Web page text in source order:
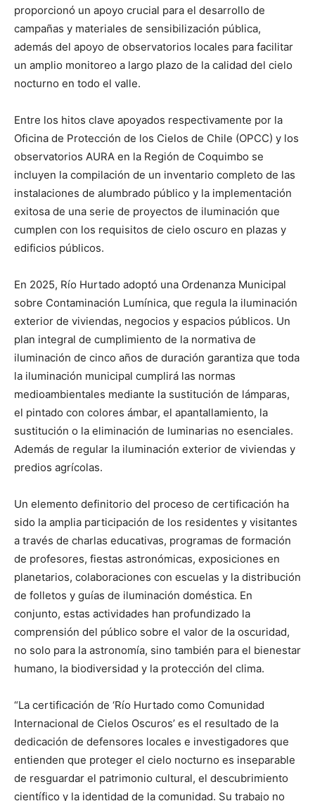
proporcionó un apoyo crucial para el desarrollo de
campañas y materiales de sensibilización pública,
además del apoyo de observatorios locales para facilitar
un amplio monitoreo a largo plazo de la calidad del cielo
nocturno en todo el valle.
Entre los hitos clave apoyados respectivamente por la
Oficina de Protección de los Cielos de Chile (OPCC) y los
observatorios AURA en la Región de Coquimbo se
incluyen la compilación de un inventario completo de las
instalaciones de alumbrado público y la implementación
exitosa de una serie de proyectos de iluminación que
cumplen con los requisitos de cielo oscuro en plazas y
edificios públicos.
En 2025, Río Hurtado adoptó una Ordenanza Municipal
sobre Contaminación Lumínica, que regula la iluminación
exterior de viviendas, negocios y espacios públicos. Un
plan integral de cumplimiento de la normativa de
iluminación de cinco años de duración garantiza que toda
la iluminación municipal cumplirá las normas
medioambientales mediante la sustitución de lámparas,
el pintado con colores ámbar, el apantallamiento, la
sustitución o la eliminación de luminarias no esenciales.
Además de regular la iluminación exterior de viviendas y
predios agrícolas.
Un elemento definitorio del proceso de certificación ha
sido la amplia participación de los residentes y visitantes
a través de charlas educativas, programas de formación
de profesores, fiestas astronómicas, exposiciones en
planetarios, colaboraciones con escuelas y la distribución
de folletos y guías de iluminación doméstica. En
conjunto, estas actividades han profundizado la
comprensión del público sobre el valor de la oscuridad,
no solo para la astronomía, sino también para el bienestar
humano, la biodiversidad y la protección del clima.
“La certificación de ‘Río Hurtado como Comunidad
Internacional de Cielos Oscuros’ es el resultado de la
dedicación de defensores locales e investigadores que
entienden que proteger el cielo nocturno es inseparable
de resguardar el patrimonio cultural, el descubrimiento
científico y la identidad de la comunidad. Su trabajo no